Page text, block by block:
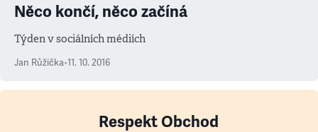
Něco končí, něco začíná
Týden v sociálních médiích
Jan Růžička•11. 10. 2016
Respekt Obchod